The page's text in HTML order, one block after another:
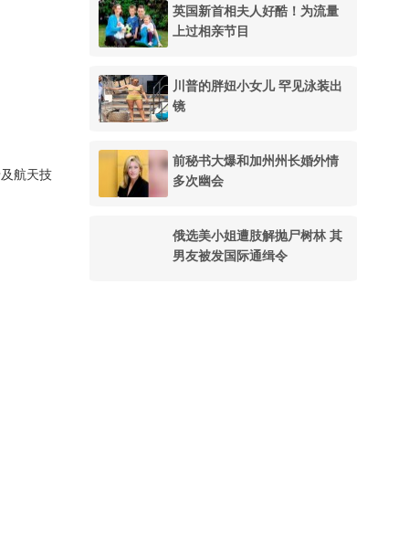
航天技
英国新首相夫人好酷！为流量
上过相亲节目
川普的胖妞小女儿 罕见泳装出
镜
前秘书大爆和加州州长婚外情
多次幽会
俄选美小姐遭肢解抛尸树林 其
男友被发国际通缉令